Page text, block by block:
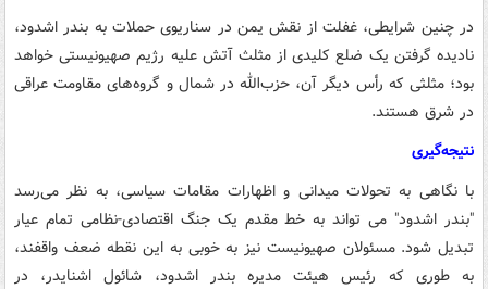
در چنین شرایطی، غفلت از نقش یمن در سناریوی حملات به بندر اشدود،
نادیده گرفتن یک ضلع کلیدی از مثلث آتش‌ علیه رژیم صهیونیستی خواهد
بود؛ مثلثی که رأس دیگر آن، حزب‌الله در شمال و گروه‌های مقاومت عراقی
در شرق هستند.
نتیجه‌گیری
با نگاهی به تحولات میدانی و اظهارات مقامات سیاسی، به نظر می‌رسد
"بندر اشدود" می تواند به خط مقدم یک جنگ اقتصادی-نظامی تمام عیار
تبدیل شود. مسئولان صهیونیست نیز به خوبی به این نقطه ضعف واقفند،
به طوری که رئیس هیئت مدیره بندر اشدود، شائول اشنایدر، در